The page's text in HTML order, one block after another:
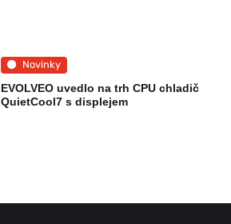
Novinky
EVOLVEO uvedlo na trh CPU chladič
QuietCool7 s displejem